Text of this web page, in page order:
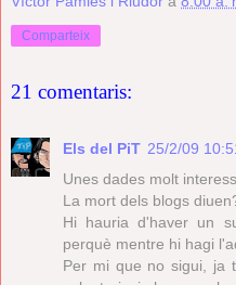
Comparteix
21 comentaris:
Els del PiT 25/2/09
Unes dades molt
La mort dels blogs
Hi hauria d'haver un
perquè mentre hi hagi
Per mi que no sigui, ja